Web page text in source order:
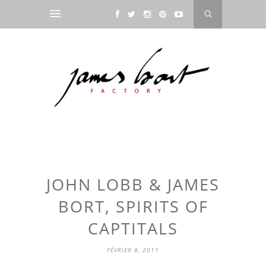
JOHN LOBB & JAMES
BORT, SPIRITS OF
CAPTITALS
FÉVRIER 8, 2011